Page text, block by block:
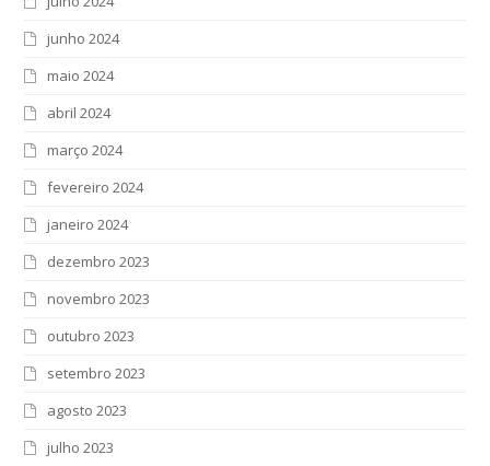
junho 2024
maio 2024
abril 2024
março 2024
fevereiro 2024
janeiro 2024
dezembro 2023
novembro 2023
outubro 2023
setembro 2023
agosto 2023
julho 2023